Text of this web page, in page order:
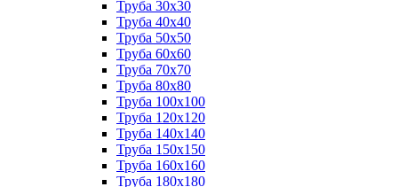
Труба 30x30
Труба 40x40
Труба 50x50
Труба 60x60
Труба 70x70
Труба 80x80
Труба 100x100
Труба 120x120
Труба 140x140
Труба 150x150
Труба 160x160
Труба 180x180